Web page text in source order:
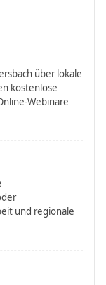
über lokale
kostenlose
Webinare
und regionale